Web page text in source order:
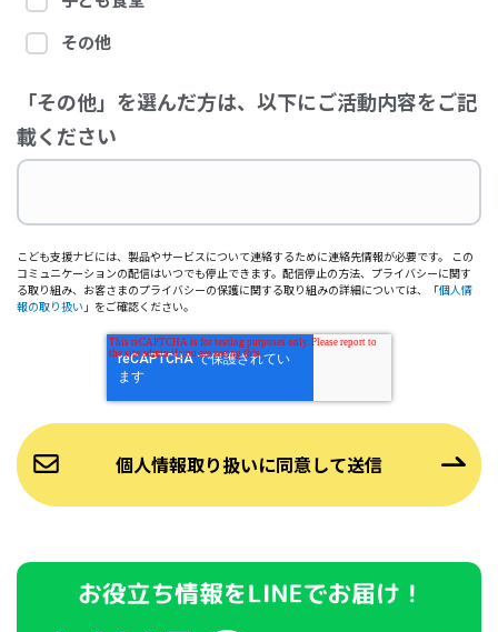
その他
「その他」を選んだ方は、以下にご活動内容をご記
載ください
こども支援ナビには、製品やサービスについて連絡するために連絡先情報が必要です。 この
コミュニケーションの配信はいつでも停止できます。配信停止の方法、プライバシーに関す
る取り組み、お客さまのプライバシーの保護に関する取り組みの詳細については、「個人情
報の取り扱い 」をご確認ください。